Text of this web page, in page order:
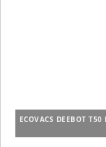
ECOVACS DEEBOT